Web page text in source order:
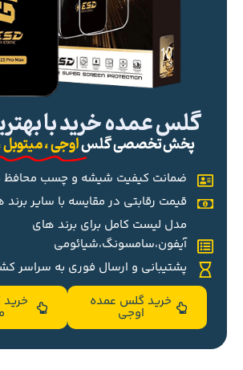
گلس عمده خرید با
پخش تخصصی گلساوجی ،
ضمانت کیفیت شیشه و چسب محافظ
قیمت رقابتی در مقایسه با سایر برند
مدل لیست کامل برای برند های
آیفون،سامسونگ،شیائومی
پشتیبانی و ارسال فوری به سراسر
خرید گلس عمده
اوجی